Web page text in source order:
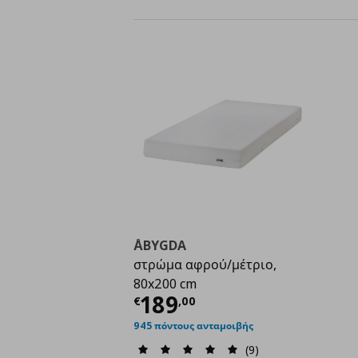
ÅBYGDA
στρώμα αφρού/μέτριο,
80x200 cm
€189,00
Τρέχουσα τιμή
945 πόντους ανταμοιβής
(9)